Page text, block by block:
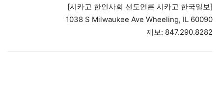
[시카고 한인사회 선도언론 시카고 한국일보]
1038 S Milwaukee Ave Wheeling, IL 60090
제보: 847.290.8282